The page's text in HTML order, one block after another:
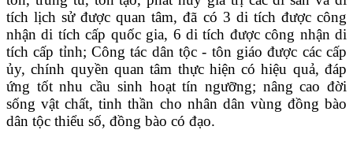
tích lịch sử được quan tâm, đã có 3 di tích được công
nhận di tích cấp quốc gia, 6 di tích được công nhận di
tích cấp tỉnh; Công tác dân tộc - tôn giáo được các cấp
ủy, chính quyền quan tâm thực hiện có hiệu quả, đáp
ứng tốt nhu cầu sinh hoạt tín ngưỡng; nâng cao đời
sống vật chất, tinh thần cho nhân dân vùng đồng bào
dân tộc thiểu số, đồng bào có đạo.